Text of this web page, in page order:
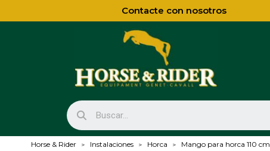
Contacte con nosotros
Horse & Rider Instalaciones Horca Mango para horca 110 cm